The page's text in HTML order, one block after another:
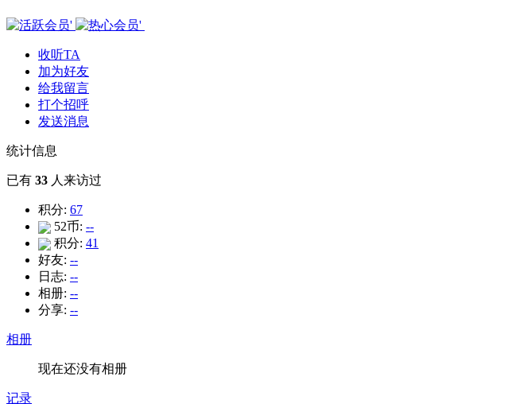
收听TA
加为好友
给我留言
打个招呼
发送消息
统计信息
已有 33 人来访过
积分: 67
52币: --
积分: 41
好友: --
日志: --
相册: --
分享: --
相册
现在还没有相册
记录